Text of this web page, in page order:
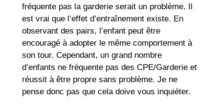
fréquente pas la garderie serait un problème. Il
est vrai que l’effet d’entraînement existe. En
observant des pairs, l’enfant peut être
encouragé à adopter le même comportement à
son tour. Cependant, un grand nombre
d’enfants ne fréquente pas des CPE/Garderie et
réussit à être propre sans problème. Je ne
pense donc pas que cela doive vous inquiéter.